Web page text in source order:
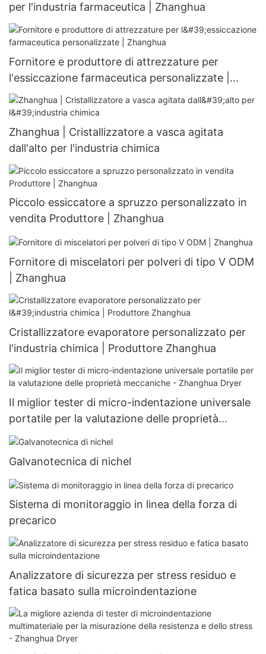
per l'industria farmaceutica | Zhanghua
Fornitore e produttore di attrezzature per
l'essiccazione farmaceutica personalizzate |
Zhanghua
Zhanghua | Cristallizzatore a vasca agitata
dall'alto per l'industria chimica
Piccolo essiccatore a spruzzo personalizzato in
vendita Produttore | Zhanghua
Fornitore di miscelatori per polveri di tipo V ODM
| Zhanghua
Cristallizzatore evaporatore personalizzato per
l'industria chimica | Produttore Zhanghua
Il miglior tester di micro-indentazione universale
portatile per la valutazione delle proprietà
meccaniche - Zhanghua Dryer
Galvanotecnica di nichel
Sistema di monitoraggio in linea della forza di
precarico
Analizzatore di sicurezza per stress residuo e
fatica basato sulla microindentazione